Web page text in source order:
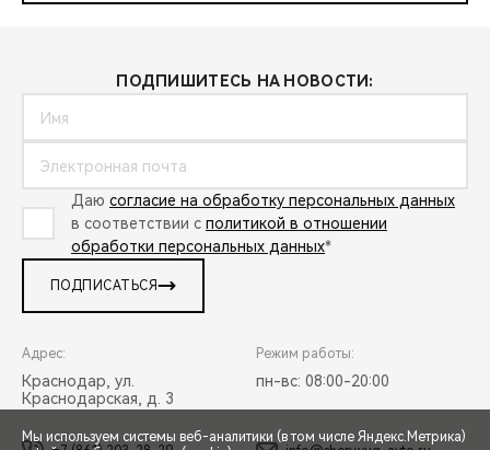
ПОДПИШИТЕСЬ НА НОВОСТИ:
Даю согласие на обработку персональных данных
в соответствии с политикой в отношении
обработки персональных данных*
ПОДПИСАТЬСЯ
Адрес:
Краснодар, ул.
Краснодарская, д. 3
Режим работы:
пн-вс: 08:00-20:00
Мы используем системы веб-аналитики (в том числе Яндекс.Метрика)